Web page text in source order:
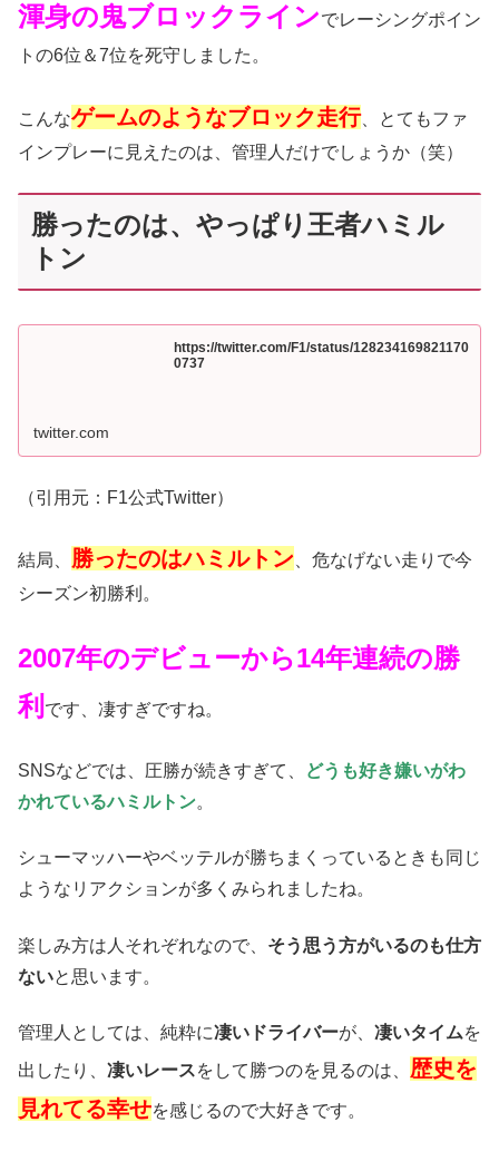
渾身の鬼ブロックラインでレーシングポイン
トの6位＆7位を死守しました。
こんなゲームのようなブロック走行、とてもファ
インプレーに見えたのは、管理人だけでしょうか（笑）
勝ったのは、やっぱり王者ハミル
トン
https://twitter.com/F1/status/128234169821170
0737
twitter.com
（引用元：F1公式Twitter）
結局、 勝ったのはハミルトン 、危なげない走りで今
シーズン初勝利。
2007年のデビューから14年連続の勝
利 です、凄すぎですね。
SNSなどでは、圧勝が続きすぎて、
どうも好き嫌いがわ
かれているハミルトン。
シューマッハーやベッテルが勝ちまくっているときも同じ
ようなリアクションが多くみられましたね。
楽しみ方は人それぞれなので、 そう思う方がいるのも仕方
ないと思います。
管理人としては、純粋に凄いドライバーが、 凄いタイムを
出したり、 凄いレースをして勝つのを見るのは、 歴史を
見れてる幸せを感じるので大好きです。